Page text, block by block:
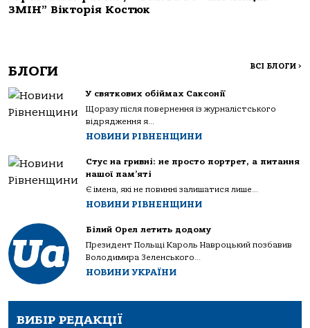
ЗМІН” Вікторія Костюк
БЛОГИ ВСІ БЛОГИ >
У святкових обіймах Саксонії
Щоразу після повернення із журналістського
відрядження я...
НОВИНИ РІВНЕНЩИНИ
Стус на гривні: не просто портрет, а питання
нашої пам’яті
Є імена, які не повинні залишатися лише...
НОВИНИ РІВНЕНЩИНИ
Білий Орел летить додому
Президент Польщі Кароль Навроцький позбавив
Володимира Зеленського...
НОВИНИ УКРАЇНИ
ВИБІР РЕДАКЦІЇ